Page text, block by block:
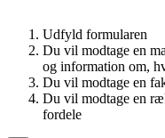
Udfyld formularen
Du vil modtage en
og information om,
Du vil modtage en
Du vil modtage en
fordele